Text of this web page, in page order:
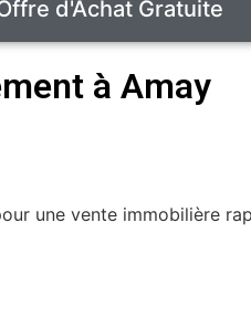
d'Achat Gratuite
à Amay